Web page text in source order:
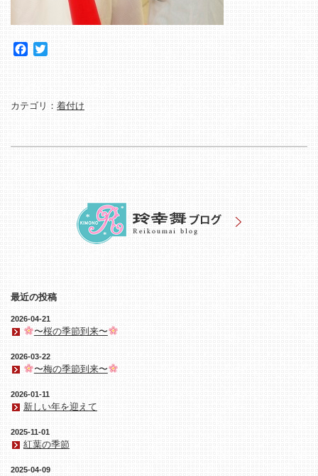
Facebook
カテゴリ： 着付け
最近の投稿
2026-04-21
〜桜の季節到来〜
2026-03-22
〜梅の季節到来〜
2026-01-11
新しい年を迎えて
2025-11-01
紅葉の季節
2025-04-09